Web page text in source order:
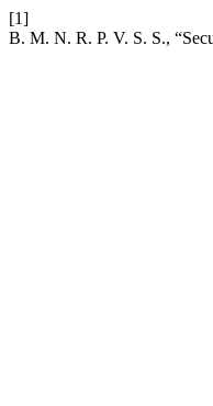
[1]
B. M. N. R. P. V. S. S.,